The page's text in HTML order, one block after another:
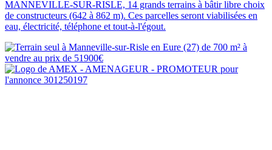
MANNEVILLE-SUR-RISLE, 14 grands terrains à bâtir libre choix
de constructeurs (642 à 862 m). Ces parcelles seront viabilisées en
eau, électricité, téléphone et tout-à-l'égout.